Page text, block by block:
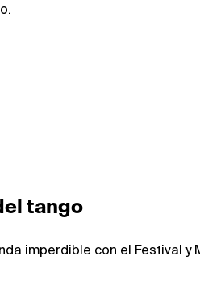
tango
imperdible con el Festival